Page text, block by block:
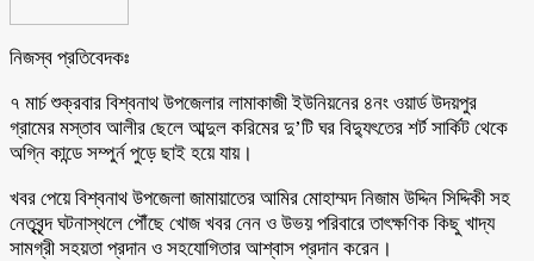
নিজস্ব প্রতিবেদকঃ
৭ মার্চ শুক্রবার বিশ্বনাথ উপজেলার লামাকাজী ইউনিয়নের ৪নং ওয়ার্ড উদয়পুর
গ্রামের মস্তাব আলীর ছেলে আব্দুল করিমের দু’টি ঘর বিদ্যুৎতের শর্ট সার্কিট থেকে
অগ্নি কান্ডে সম্পুর্ন পুড়ে ছাই হয়ে যায়।
খবর পেয়ে বিশ্বনাথ উপজেলা জামায়াতের আমির মোহাম্মদ নিজাম উদ্দিন সিদ্দিকী সহ
নেতৃবৃন্দ ঘটনাস্থলে পৌঁছে খোজ খবর নেন ও উভয় পরিবারে তাৎক্ষণিক কিছু খাদ্য
সামগ্রী সহয়তা প্রদান ও সহযোগিতার আশ্বাস প্রদান করেন।